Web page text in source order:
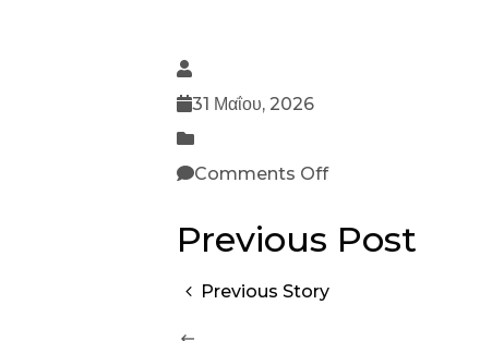
31 Μαΐου, 2026
Comments Off
Previous Post
Previous Story